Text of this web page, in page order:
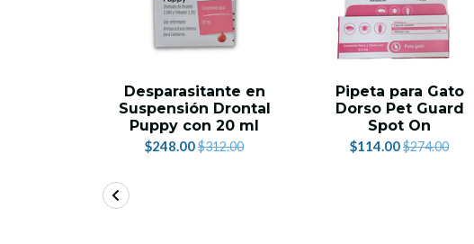
Desparasitante en
Suspensión Drontal
Puppy con 20 ml
$248.00$312.00
Pipeta para Gato
Dorso Pet Guard
Spot On
$114.00$274.00